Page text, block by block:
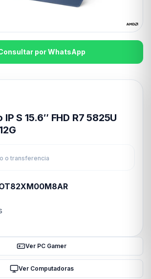
por WhatsApp
S 15.6″ FHD R7 5825U
o transferencia
Ver PC Gamer
Ver Computadoras